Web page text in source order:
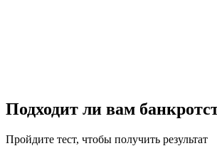
Подходит ли вам
Пройдите тест, чтобы получить результат